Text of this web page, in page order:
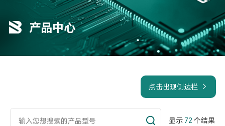
产品中心
点击出现侧边栏
显示 72 个结果